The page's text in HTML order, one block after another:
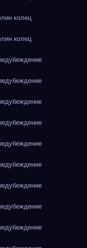
колец
колец